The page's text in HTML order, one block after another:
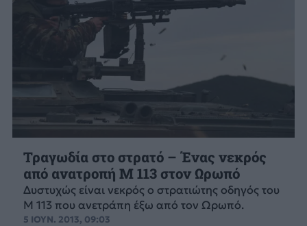
Τραγωδία στο στρατό – Ένας νεκρός
από ανατροπή Μ 113 στον Ωρωπό
Δυστυχώς είναι νεκρός ο στρατιώτης οδηγός του
Μ 113 που ανετράπη έξω από τον Ωρωπό.
5 ΙΟΥΝ. 2013, 09:03